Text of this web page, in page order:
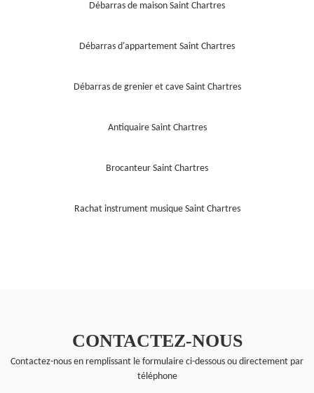
Débarras de maison Saint Chartres
Débarras d'appartement Saint Chartres
Débarras de grenier et cave Saint Chartres
Antiquaire Saint Chartres
Brocanteur Saint Chartres
Rachat instrument musique Saint Chartres
CONTACTEZ-NOUS
Contactez-nous en remplissant le formulaire ci-dessous ou directement par
téléphone